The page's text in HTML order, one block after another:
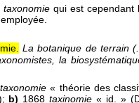
taxonomiequi est cependant
La botanique de terrain
la
taxonomie « théorie des
b) 1868taxinomie « id. » (